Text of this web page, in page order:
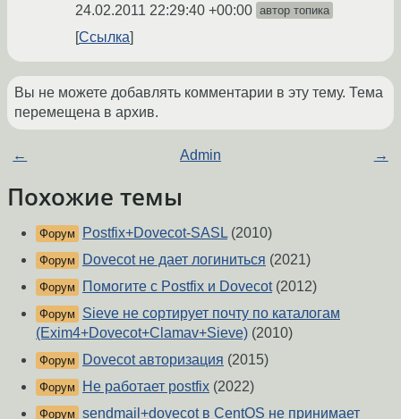
24.02.2011 22:29:40 +00:00 автор топика
Ссылка
Вы не можете добавлять комментарии в эту тему. Тема
перемещена в архив.
← Admin →
Похожие темы
Форум Postfix+Dovecot-SASL (2010)
Форум Dovecot не дает логиниться (2021)
Форум Помогите с Postfix и Dovecot(2012)
Форум
Sieve не сортирует почту по каталогам
(Exim4+Dovecot+Clamav+Sieve) (2010)
Форум Dovecot авторизация (2015)
Форум Не работает postfix (2022)
Форум sendmail+dovecot в CentOS не принимает